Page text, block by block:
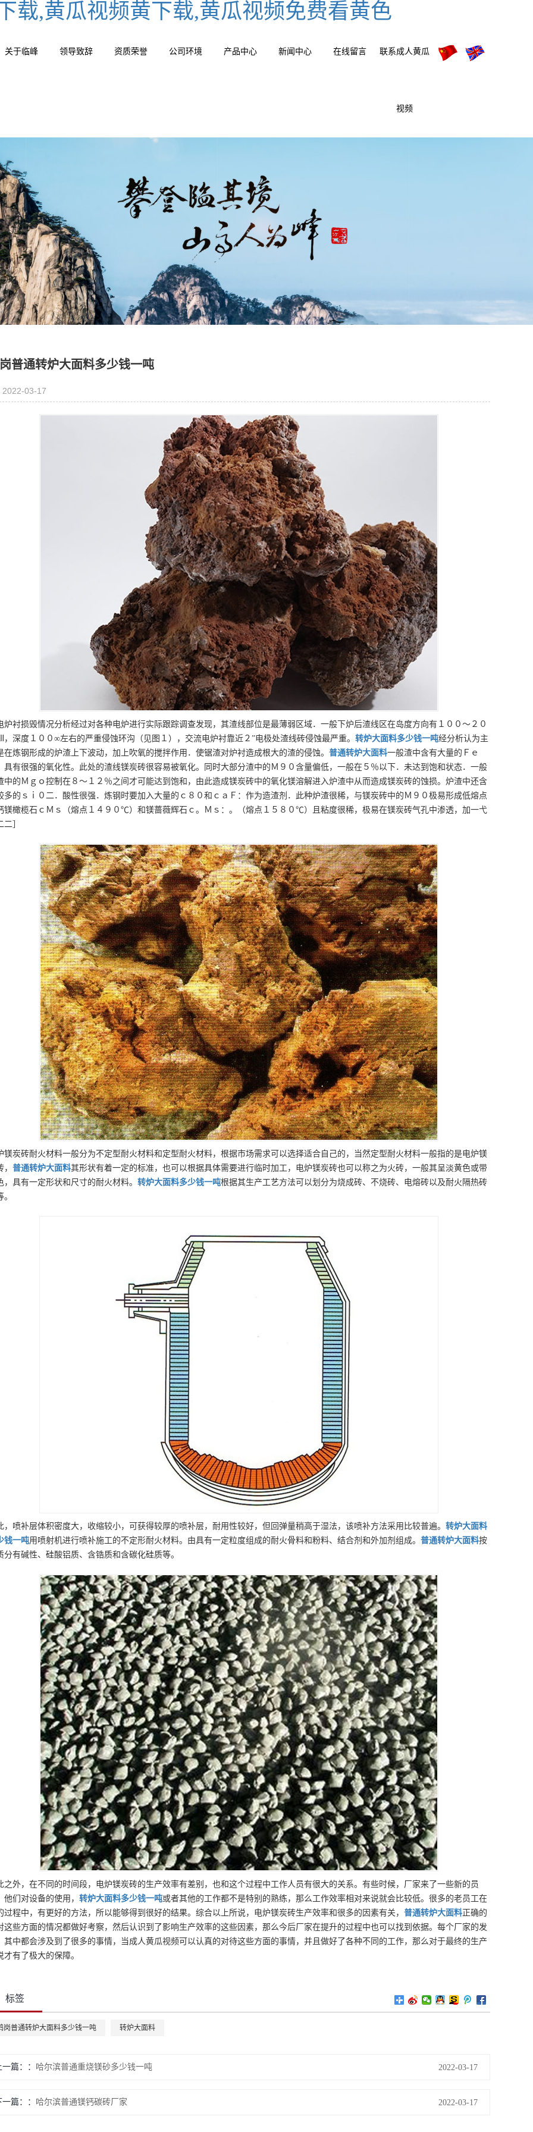
载,黄瓜视频黄下载,黄瓜视频免费看黄色
关于临峰 领导致辞 资质荣誉 公司环境 产品中心 新闻中心 在线留言 联系成人黄瓜
视频
普通转炉大面料多少钱一吨
2022-03-17
炉衬损毁情况分析经过对各种电炉进行实际跟踪调查发现，其渣线部位是最薄弱区域．一般下炉后渣线区在岛度方向有１００～２０
，深度１００∞左右的严重侵蚀环沟（见图１），交流电炉衬靠近２”电极处渣线砖侵蚀最严重。 转炉大面料多少钱一吨经分析认为主
在炼钢形成的炉渣上下波动，加上吹氧的搅拌作用．使锯渣对炉衬造成根大的渣的侵蚀。 普通转炉大面料一般渣中含有大量的Ｆｅ
具有很强的氧化性。此处的渣线镁炭砖很容易被氧化。同时大部分渣中的Ｍ９０含量偏低，一般在５％以下．未达到饱和状态．一般
中的Ｍｇｏ控制在８～１２％之间才可能达到饱和，由此造成镁炭砖中的氧化镁溶解进入炉渣中从而造成镁炭砖的蚀损。炉渣中还含
多的ｓｉ０二．酸性很强．炼钢时要加入大量的ｃ８０和ｃａＦ：作为造渣剂．此种炉渣很稀，与镁炭砖中的Ｍ９０极易形成低熔点
镁橄榄石ｃＭｓ（熔点１４９０℃）和镁蔷薇辉石ｃ。Ｍｓ：。（熔点１５８０℃）且粘度很稀，极易在镁炭砖气孔中渗透，加一弋
二］
镁炭砖耐火材料一般分为不定型耐火材料和定型耐火材料，根据市场需求可以选择适合自己的，当然定型耐火材料一般指的是电炉镁
普通转炉大面料其形状有着一定的标准，也可以根据具体需要进行临时加工，电炉镁炭砖也可以称之为火砖，一般其呈淡黄色或带
，具有一定形状和尺寸的耐火材料。 转炉大面料多少钱一吨根据其生产工艺方法可以划分为烧成砖、不烧砖、电熔砖以及耐火隔热砖
，喷补层体积密度大，收缩较小，可获得较厚的喷补层，耐用性较好，但回弹量稍高于湿法，该喷补方法采用比较普遍。 转炉大面料
钱一吨用喷射机进行喷补施工的不定形耐火材料。由具有一定粒度组成的耐火骨料和粉料、结合剂和外加剂组成。 普通转炉大面料按
分有碱性、硅酸铝质、含锆质和含碳化硅质等。
之外，在不同的时间段，电炉镁炭砖的生产效率有差别，也和这个过程中工作人员有很大的关系。有些时候，厂家来了一些新的员
他们对设备的使用， 转炉大面料多少钱一吨或者其他的工作都不是特别的熟练，那么工作效率相对来说就会比较低。很多的老员工在
过程中，有更好的方法，所以能够得到很好的结果。综合以上所说，电炉镁炭砖生产效率和很多的因素有关， 普通转炉大面料正确的
这些方面的情况都做好考察，然后认识到了影响生产效率的这些因素，那么今后厂家在提升的过程中也可以找到依据。每个厂家的发
其中都会涉及到了很多的事情，当成人黄瓜视频可以认真的对待这些方面的事情，并且做好了各种不同的工作，那么对于最终的生产
才有了极大的保障。
标签
岗普通转炉大面料多少钱一吨 转炉大面料
一篇： 哈尔滨普通重烧镁砂多少钱一吨 2022-03-17
一篇： 哈尔滨普通镁钙碳砖厂家 2022-03-17